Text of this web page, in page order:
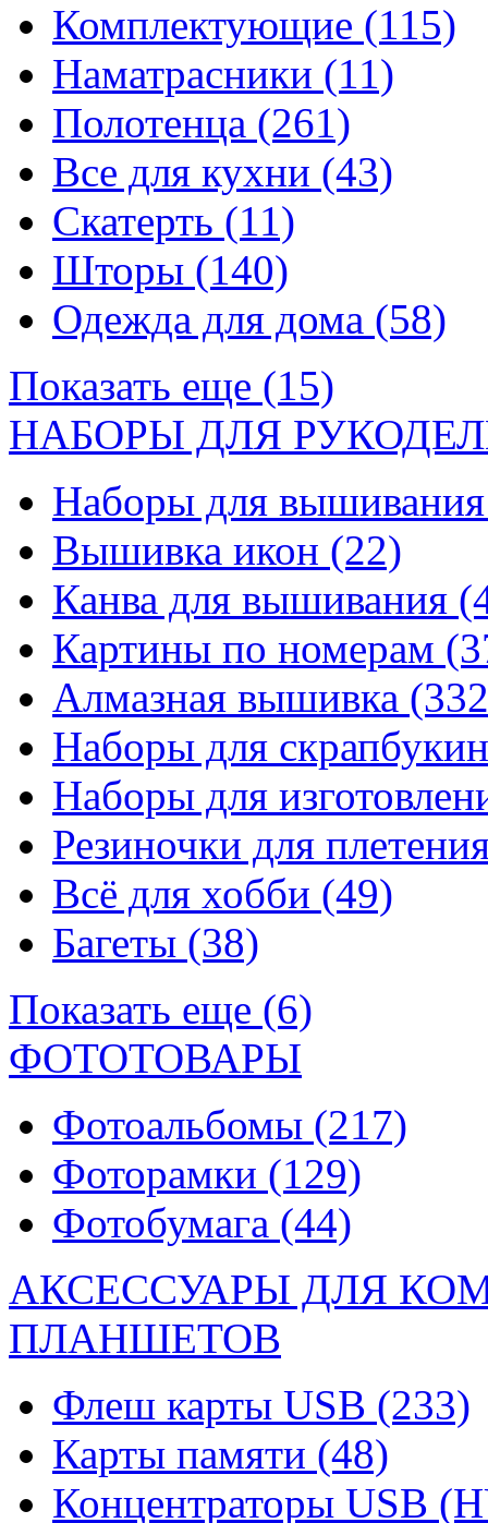
Комплектующие (115)
Наматрасники (11)
Полотенца (261)
Все для кухни (43)
Скатерть (11)
Шторы (140)
Одежда для дома (58)
Показать еще (15)
НАБОРЫ ДЛЯ
Наборы для
Вышивка икон (22)
Канва для вышивания
Картины по номерам
Алмазная вышивка
Наборы для
Наборы для
Резиночки для
Всё для хобби (49)
Багеты (38)
Показать еще (6)
ФОТОТОВАРЫ
Фотоальбомы (217)
Фоторамки (129)
Фотобумага (44)
АКСЕССУАРЫ ДЛЯ
ПЛАНШЕТОВ
Флеш карты USB (233)
Карты памяти (48)
Концентраторы USB